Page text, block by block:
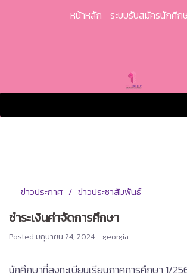
หน้าหลัก ระบบรับสมัครนักศึก
ข่าวประกาศ ข่าวประชาสัมพันธ์
ชำระเงินค่าจัดการศึกษา
Posted มิถุนายน 24, 2024 georgia
นักศึกษาที่ลงทะเบียนเรียนภาคการศึกษา 1/